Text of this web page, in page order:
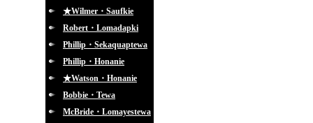
★Wilmer・Saufkie
Robert・Lomadapki
Phillip・Sekaquaptewa
Phillip・Honanie
★Watson・Honanie
Bobbie・Tewa
McBride・Lomayestewa